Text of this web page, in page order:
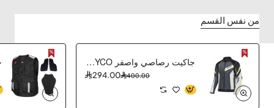
من نفس القسم
جاكيت رصاصي واصفر SCOYCO
294.00 400.00